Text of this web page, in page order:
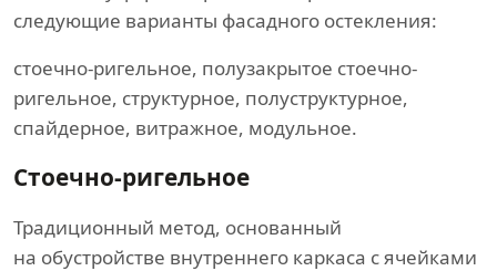
следующие варианты фасадного остекления:
стоечно-ригельное, полузакрытое стоечно-
ригельное, структурное, полуструктурное,
спайдерное, витражное, модульное.
Стоечно-ригельное
Традиционный метод, основанный
на обустройстве внутреннего каркаса с ячейками